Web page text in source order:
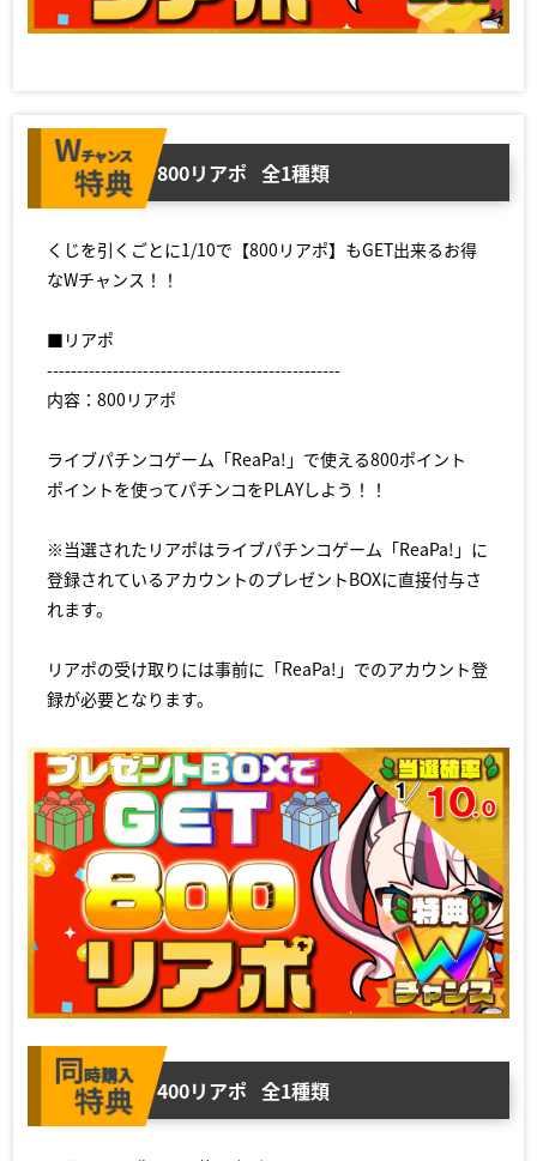
800リアポ 全1種類
くじを引くごとに1/10で【800リアポ】もGET出来るお得
なWチャンス！！
■リアポ
-------------------------------------------------
内容：800リアポ
ライブパチンコゲーム「ReaPa!」で使える800ポイント
ポイントを使ってパチンコをPLAYしよう！！
※当選されたリアポはライブパチンコゲーム「ReaPa!」に
登録されているアカウントのプレゼントBOXに直接付与さ
れます。
リアポの受け取りには事前に「ReaPa!」でのアカウント登
録が必要となります。
400リアポ 全1種類